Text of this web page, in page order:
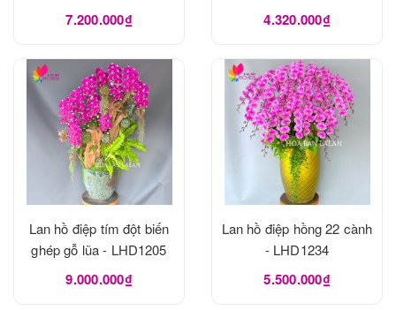
LHD1273
7.200.000₫ 4.320.000₫
Lan hồ điệp tím đột biến
ghép gỗ lũa - LHD1205
9.000.000₫
Lan hồ điệp hồng 22 cành
- LHD1234
5.500.000₫